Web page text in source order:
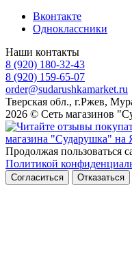
Вконтакте
Одноклассники
Наши контакты
8 (920) 180-32-43
8 (920) 159-65-07
order@sudarushkamarket.ru
Тверская обл., г.Ржев,
2026 © Сеть магазинов
Продолжая пользоваться
Политикой
Согласиться Отказаться